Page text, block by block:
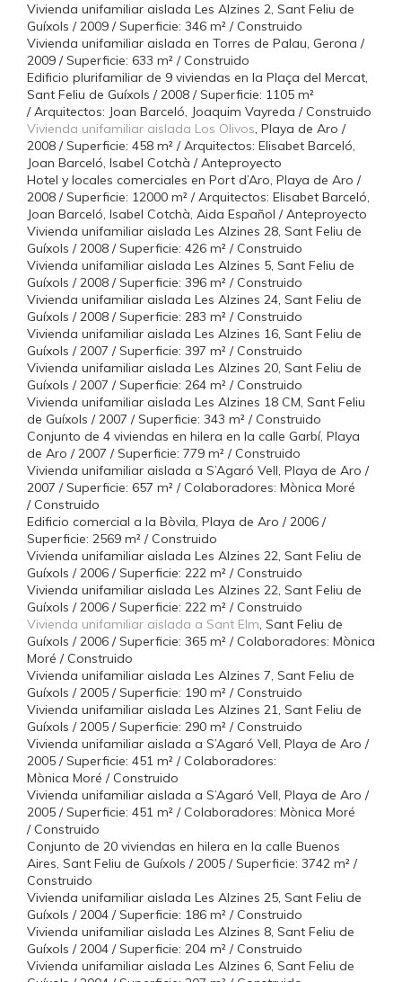
Vivienda unifamiliar aislada Les Alzines 2, Sant Feliu de
Guíxols / 2009 / Superficie: 346 m² / Construido
Vivienda unifamiliar aislada en Torres de Palau, Gerona /
2009 / Superficie: 633 m² / Construido
Edificio plurifamiliar de 9 viviendas en la Plaça del Mercat,
Sant Feliu de Guíxols / 2008 / Superficie: 1105 m²
/ Arquitectos: Joan Barceló, Joaquim Vayreda / Construido
Vivienda unifamiliar aislada Los Olivos, Playa de Aro /
2008 / Superficie: 458 m² / Arquitectos: Elisabet Barceló,
Joan Barceló, Isabel Cotchà / Anteproyecto
Hotel y locales comerciales en Port d’Aro, Playa de Aro /
2008 / Superficie: 12000 m² / Arquitectos: Elisabet Barceló,
Joan Barceló, Isabel Cotchà, Aida Español / Anteproyecto
Vivienda unifamiliar aislada Les Alzines 28, Sant Feliu de
Guíxols / 2008 / Superficie: 426 m² / Construido
Vivienda unifamiliar aislada Les Alzines 5, Sant Feliu de
Guíxols / 2008 / Superficie: 396 m² / Construido
Vivienda unifamiliar aislada Les Alzines 24, Sant Feliu de
Guíxols / 2008 / Superficie: 283 m² / Construido
Vivienda unifamiliar aislada Les Alzines 16, Sant Feliu de
Guíxols / 2007 / Superficie: 397 m² / Construido
Vivienda unifamiliar aislada Les Alzines 20, Sant Feliu de
Guíxols / 2007 / Superficie: 264 m² / Construido
Vivienda unifamiliar aislada Les Alzines 18 CM, Sant Feliu
de Guíxols / 2007 / Superficie: 343 m² / Construido
Conjunto de 4 viviendas en hilera en la calle Garbí, Playa
de Aro / 2007 / Superficie: 779 m² / Construido
Vivienda unifamiliar aislada a S’Agaró Vell, Playa de Aro /
2007 / Superficie: 657 m² / Colaboradores: Mònica Moré
/ Construido
Edificio comercial a la Bòvila, Playa de Aro / 2006 /
Superficie: 2569 m² / Construido
Vivienda unifamiliar aislada Les Alzines 22, Sant Feliu de
Guíxols / 2006 / Superficie: 222 m² / Construido
Vivienda unifamiliar aislada Les Alzines 22, Sant Feliu de
Guíxols / 2006 / Superficie: 222 m² / Construido
Vivienda unifamiliar aislada a Sant Elm, Sant Feliu de
Guíxols / 2006 / Superficie: 365 m² / Colaboradores: Mònica
Moré / Construido
Vivienda unifamiliar aislada Les Alzines 7, Sant Feliu de
Guíxols / 2005 / Superficie: 190 m² / Construido
Vivienda unifamiliar aislada Les Alzines 21, Sant Feliu de
Guíxols / 2005 / Superficie: 290 m² / Construido
Vivienda unifamiliar aislada a S’Agaró Vell, Playa de Aro /
2005 / Superficie: 451 m² / Colaboradores:
Mònica Moré / Construido
Vivienda unifamiliar aislada a S’Agaró Vell, Playa de Aro /
2005 / Superficie: 451 m² / Colaboradores: Mònica Moré
/ Construido
Conjunto de 20 viviendas en hilera en la calle Buenos
Aires, Sant Feliu de Guíxols / 2005 / Superficie: 3742 m² /
Construido
Vivienda unifamiliar aislada Les Alzines 25, Sant Feliu de
Guíxols / 2004 / Superficie: 186 m² / Construido
Vivienda unifamiliar aislada Les Alzines 8, Sant Feliu de
Guíxols / 2004 / Superficie: 204 m² / Construido
Vivienda unifamiliar aislada Les Alzines 6, Sant Feliu de